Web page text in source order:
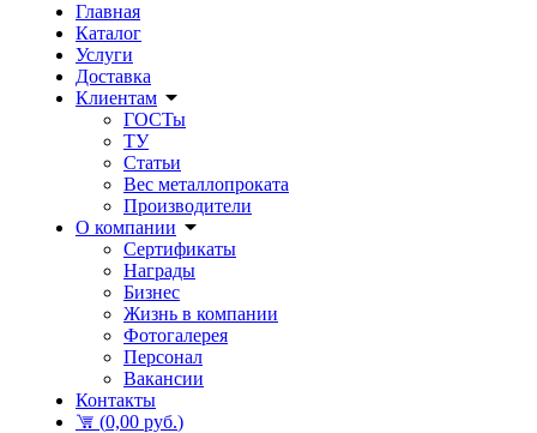
Главная
Каталог
Услуги
Доставка
Клиентам
ГОСТы
ТУ
Статьи
Вес металлопроката
Производители
О компании
Сертификаты
Награды
Бизнес
Жизнь в компании
Фотогалерея
Персонал
Вакансии
Контакты
(0,00 руб.)